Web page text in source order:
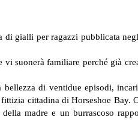
gialli per ragazzi pubblicata
vi suonerà familiare perché già
di ventidue episodi,
cittadina di Horseshoe Bay.
madre e un burrascoso